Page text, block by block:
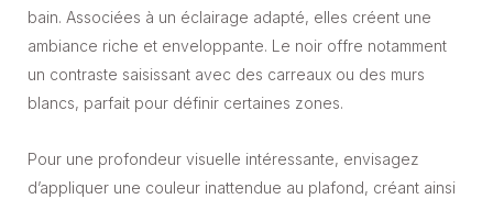
bain. Associées à un éclairage adapté, elles créent une
ambiance riche et enveloppante. Le noir offre notamment
un contraste saisissant avec des carreaux ou des murs
blancs, parfait pour définir certaines zones.
Pour une profondeur visuelle intéressante, envisagez
d’appliquer une couleur inattendue au plafond, créant ainsi